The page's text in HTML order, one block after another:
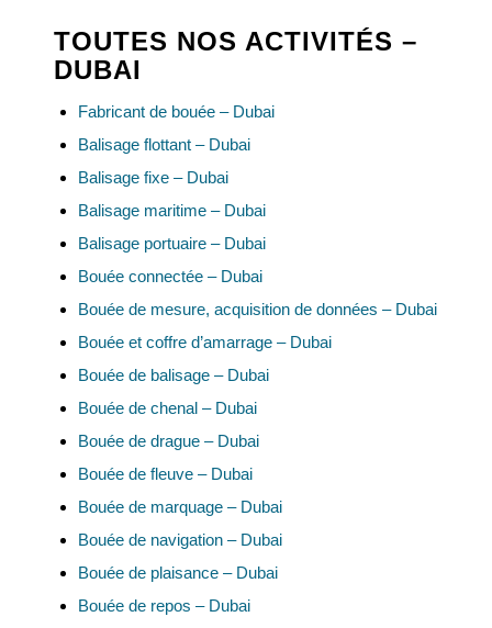
TOUTES NOS ACTIVITÉS –
DUBAI
Fabricant de bouée – Dubai
Balisage flottant – Dubai
Balisage fixe – Dubai
Balisage maritime – Dubai
Balisage portuaire – Dubai
Bouée connectée – Dubai
Bouée de mesure, acquisition de données – Dubai
Bouée et coffre d’amarrage – Dubai
Bouée de balisage – Dubai
Bouée de chenal – Dubai
Bouée de drague – Dubai
Bouée de fleuve – Dubai
Bouée de marquage – Dubai
Bouée de navigation – Dubai
Bouée de plaisance – Dubai
Bouée de repos – Dubai